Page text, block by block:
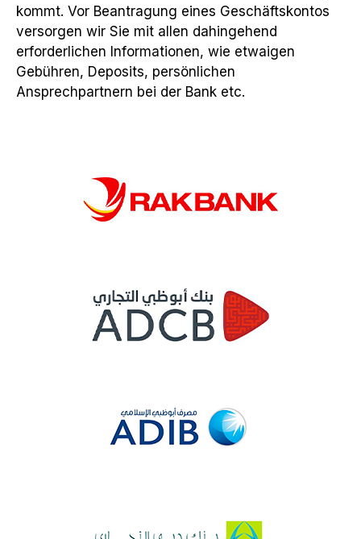
kommt. Vor Beantragung eines Geschäftskontos
versorgen wir Sie mit allen dahingehend
erforderlichen Informationen, wie etwaigen
Gebühren, Deposits, persönlichen
Ansprechpartnern bei der Bank etc.